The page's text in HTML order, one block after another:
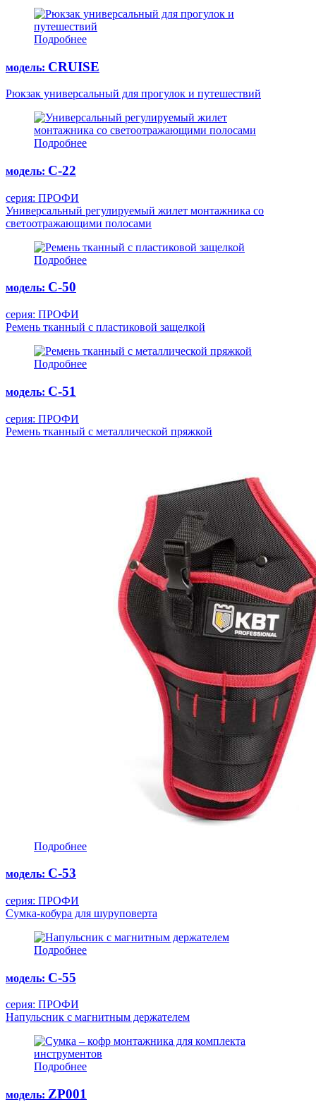
Подробнее
модель: CRUISE
Рюкзак универсальный для прогулок и путешествий
Подробнее
модель: С-22
серия: ПРОФИ
Универсальный регулируемый жилет монтажника со
светоотражающими полосами
Подробнее
модель: С-50
серия: ПРОФИ
Ремень тканный с пластиковой защелкой
Подробнее
модель: С-51
серия: ПРОФИ
Ремень тканный с металлической пряжкой
Подробнее
модель: С-53
серия: ПРОФИ
Сумка-кобура для шуруповерта
Подробнее
модель: С-55
серия: ПРОФИ
Напульсник с магнитным держателем
Подробнее
модель: ZP001